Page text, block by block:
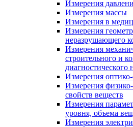
Измерения
Измерения массы
Измерения в
Измерения
неразрушающего
Измерения
строительного и
диагностического
Измерения
Измерения
свойств веществ
Измерения
уровня, объема
Измерения